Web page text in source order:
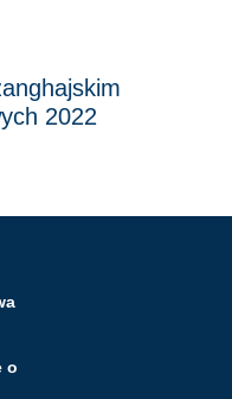
2022
o